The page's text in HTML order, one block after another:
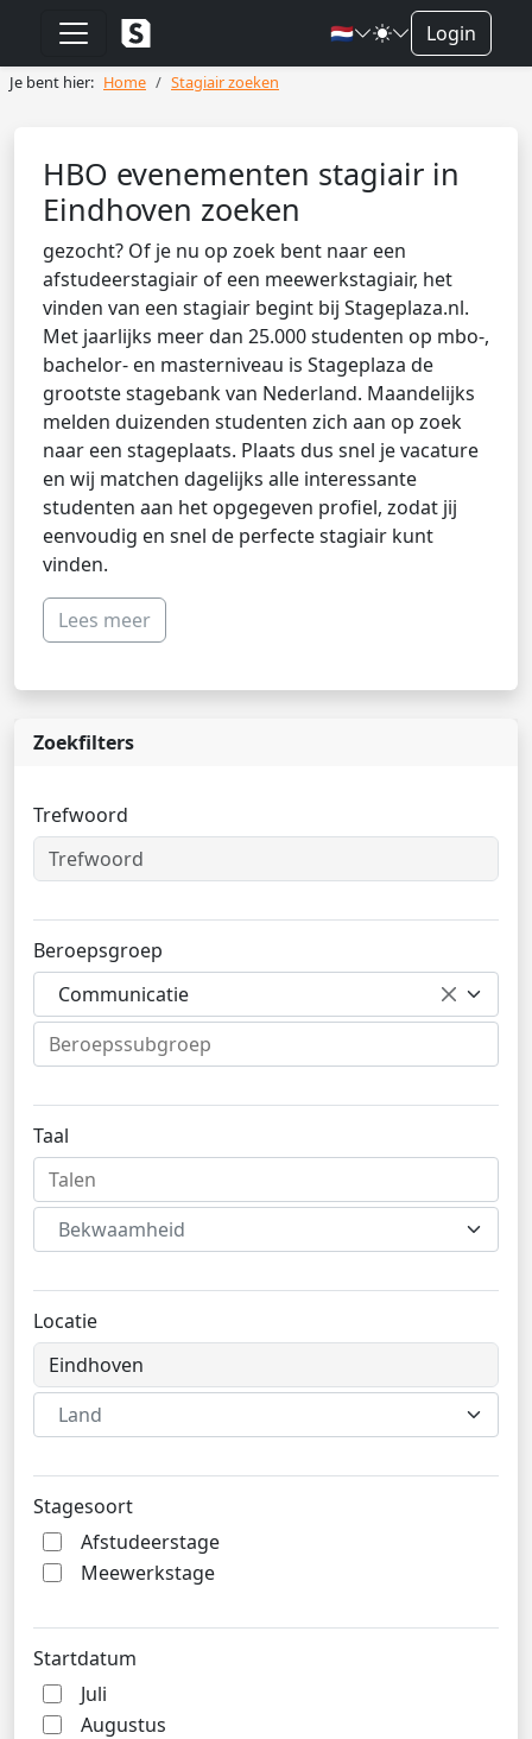
🇳🇱 Login
Je bent hier: Home Stagiair zoeken
HBO evenementen stagiair in
Eindhoven zoeken
gezocht? Of je nu op zoek bent naar een
afstudeerstagiair of een meewerkstagiair, het
vinden van een stagiair begint bij Stageplaza.nl.
Met jaarlijks meer dan 25.000 studenten op mbo-,
bachelor- en masterniveau is Stageplaza de
grootste stagebank van Nederland. Maandelijks
melden duizenden studenten zich aan op zoek
naar een stageplaats. Plaats dus snel je vacature
en wij matchen dagelijks alle interessante
studenten aan het opgegeven profiel, zodat jij
eenvoudig en snel de perfecte stagiair kunt
vinden.
Lees meer
Zoekfilters
Trefwoord
Beroepsgroep
Communicatie
Taal
Bekwaamheid
Locatie
Land
Stagesoort
Afstudeerstage
Meewerkstage
Startdatum
Juli
Augustus